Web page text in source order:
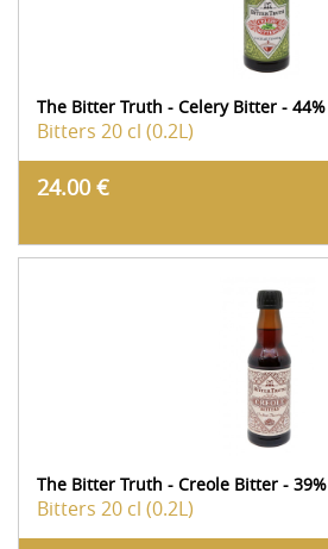
The Bitter Truth - Celery Bitter - 44%
Bitters 20 cl (0.2L)
24.00 €
The Bitter Truth - Creole Bitter - 39%
Bitters 20 cl (0.2L)